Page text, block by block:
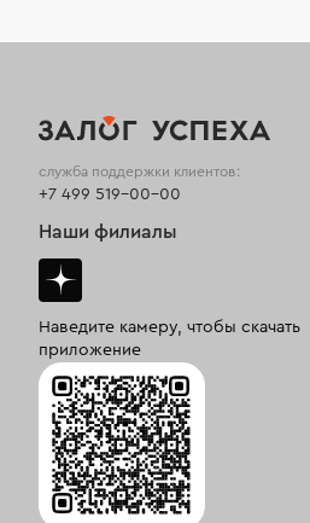
служба поддержки клиентов:
+7 499 519-00-00
Наши филиалы
Наведите камеру, чтобы скачать
приложение